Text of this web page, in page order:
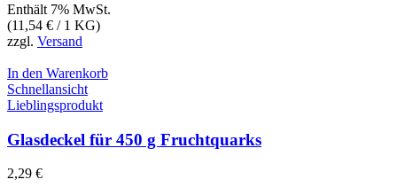
Enthält 7% MwSt.
(11,54 € / 1 KG)
zzgl. Versand
In den Warenkorb
Schnellansicht
Lieblingsprodukt
Glasdeckel für 450 g Fruchtquarks
2,29 €